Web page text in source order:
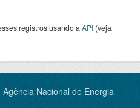
registros usando a API (veja
Nacional de Energia